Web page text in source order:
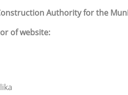
Authority for the
of website: